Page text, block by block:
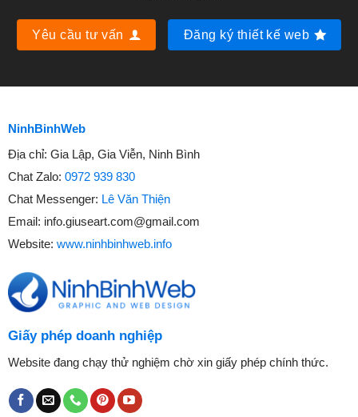
Yêu cầu tư vấn Đăng ký thiết kế web
NinhBinhWeb
Địa chỉ: Gia Lập, Gia Viễn, Ninh Bình
Chat Zalo: 0972 939 830
Chat Messenger: Lê Văn Thiện
Email: info.giuseart.com@gmail.com
Website: www.ninhbinhweb.info
Giấy phép doanh nghiệp
Website đang chạy thử nghiệm chờ xin giấy phép chính thức.